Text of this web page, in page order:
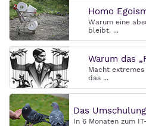
Homo
Warum eine
bleibt. ...
Warum das
Macht
das ...
Das
In 6 Monaten zum